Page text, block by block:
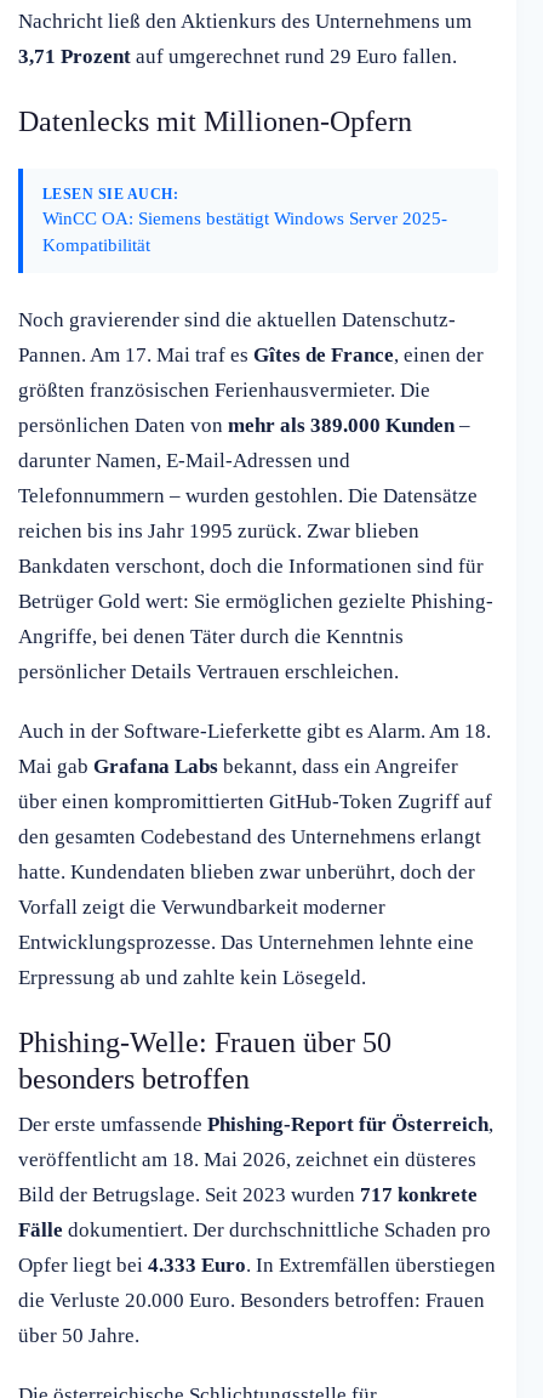
Nachricht ließ den Aktienkurs des Unternehmens um
3,71 Prozent auf umgerechnet rund 29 Euro fallen.
Datenlecks mit Millionen-Opfern
LESEN SIE AUCH:
WinCC OA: Siemens bestätigt Windows Server 2025-
Kompatibilität
Noch gravierender sind die aktuellen Datenschutz-
Pannen. Am 17. Mai traf es Gîtes de France, einen der
größten französischen Ferienhausvermieter. Die
persönlichen Daten von mehr als 389.000 Kunden–
darunter Namen, E-Mail-Adressen und
Telefonnummern – wurden gestohlen. Die Datensätze
reichen bis ins Jahr 1995 zurück. Zwar blieben
Bankdaten verschont, doch die Informationen sind für
Betrüger Gold wert: Sie ermöglichen gezielte Phishing-
Angriffe, bei denen Täter durch die Kenntnis
persönlicher Details Vertrauen erschleichen.
Auch in der Software-Lieferkette gibt es Alarm. Am 18.
Mai gab Grafana Labs bekannt, dass ein Angreifer
über einen kompromittierten GitHub-Token Zugriff auf
den gesamten Codebestand des Unternehmens erlangt
hatte. Kundendaten blieben zwar unberührt, doch der
Vorfall zeigt die Verwundbarkeit moderner
Entwicklungsprozesse. Das Unternehmen lehnte eine
Erpressung ab und zahlte kein Lösegeld.
Phishing-Welle: Frauen über 50
besonders betroffen
Der erste umfassende Phishing-Report für Österreich,
veröffentlicht am 18. Mai 2026, zeichnet ein düsteres
Bild der Betrugslage. Seit 2023 wurden 717 konkrete
Fälle dokumentiert. Der durchschnittliche Schaden pro
Opfer liegt bei 4.333 Euro. In Extremfällen überstiegen
die Verluste 20.000 Euro. Besonders betroffen: Frauen
über 50 Jahre.